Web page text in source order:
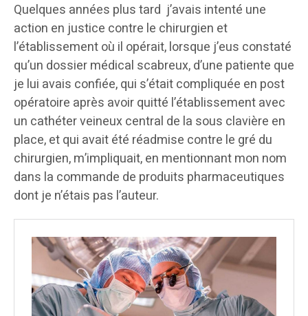
Quelques années plus tard j’avais intenté une
action en justice contre le chirurgien et
l’établissement où il opérait, lorsque j’eus constaté
qu’un dossier médical scabreux, d’une patiente que
je lui avais confiée, qui s’était compliquée en post
opératoire après avoir quitté l’établissement avec
un cathéter veineux central de la sous clavière en
place, et qui avait été réadmise contre le gré du
chirurgien, m’impliquait, en mentionnant mon nom
dans la commande de produits pharmaceutiques
dont je n’étais pas l’auteur.